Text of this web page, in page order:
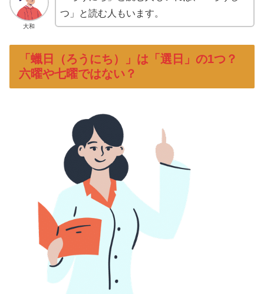
大和
つ」と読む人もいます。
「蠟日（ろうにち）」は「選日」の1つ？
六曜や七曜ではない？